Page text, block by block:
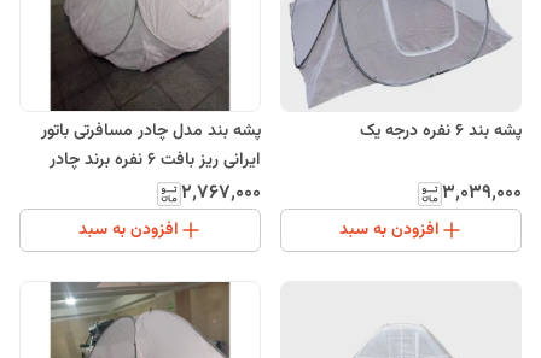
پشه بند 6 نفره درجه یک
۳٬۰۳۹٬۰۰۰
افزودن به سبد
پشه بند مدل چادر مسافرتی باتور
ایرانی ریز بافت 6 نفره برند چادر
طبیعت
۲٬۷۶۷٬۰۰۰
افزودن به سبد